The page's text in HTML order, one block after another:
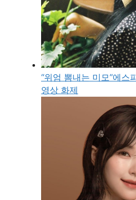
“위엄 뽐내는 미모”에스
영상 화제